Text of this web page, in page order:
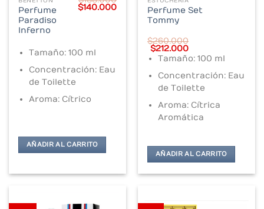
Perfume
Paradiso
Inferno
Original
$140.000Current
Tamaño: 100 ml
Concentración: Eau
de Toilette
Aroma: Cítrico
AÑADIR AL CARRITO
Perfume Set
Tommy
$260.000
Original
price
was:
$260.000.
$212.000Current
price
is:
$212.000.
Tamaño: 100 ml
Concentración: Eau
de Toilette
Aroma: Cítrica
Aromática
AÑADIR AL CARRITO